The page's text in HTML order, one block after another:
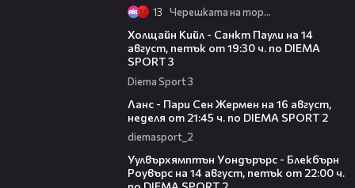
13 Черешката на тортата
Холщайн Кийл - Санкт Паули на 14
август, петък от 19:30 ч. по DIEMA
SPORT 3
Diema Sport 3
Ланс - Пари Сен Жермен на 16 август,
неделя от 21:45 ч. по DIEMA SPORT 2
diemasport_2
Уулвърхямптън Уондърърс - Блекбърн
Роувърс на 14 август, петък от 22:00 ч.